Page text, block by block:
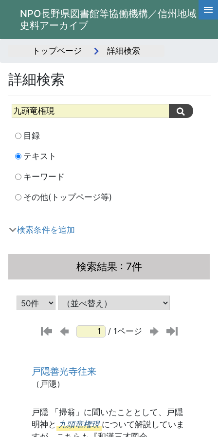
NPO長野県図書館等協働機構／信州地域
史料アーカイブ
トップページ 詳細検索
詳細検索
目録
テキスト
キーワード
その他(トップページ等)
検索条件を追加
検索結果 : 7件
/ 1ページ
戸隠善光寺往来
（戸隠）
戸隠 「掃翁」に聞いたこととして、戸隠
明神と 九頭竜権現 について解説していま